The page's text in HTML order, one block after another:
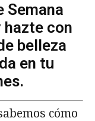
Semana
hazte con
belleza
en tu
cómo